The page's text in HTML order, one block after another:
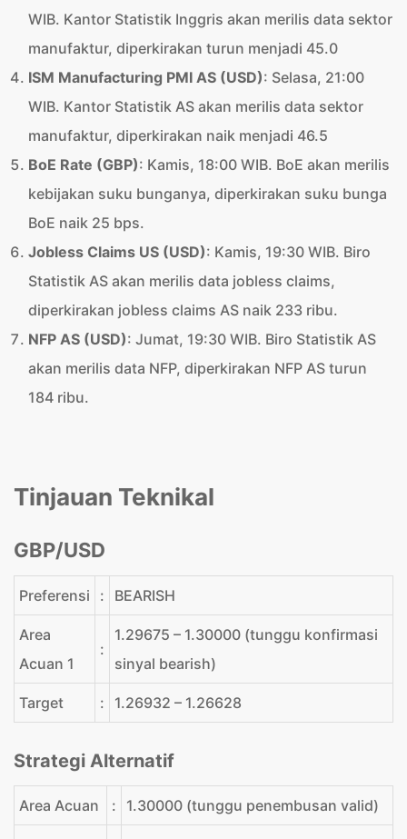
WIB. Kantor Statistik Inggris akan merilis data sektor
manufaktur, diperkirakan turun menjadi 45.0
ISM Manufacturing PMI AS (USD): Selasa, 21:00
WIB. Kantor Statistik AS akan merilis data sektor
manufaktur, diperkirakan naik menjadi 46.5
BoE Rate (GBP): Kamis, 18:00 WIB. BoE akan merilis
kebijakan suku bunganya, diperkirakan suku bunga
BoE naik 25 bps.
Jobless Claims US (USD): Kamis, 19:30 WIB. Biro
Statistik AS akan merilis data jobless claims,
diperkirakan jobless claims AS naik 233 ribu.
NFP AS (USD): Jumat, 19:30 WIB. Biro Statistik AS
akan merilis data NFP, diperkirakan NFP AS turun
184 ribu.
Tinjauan Teknikal
GBP/USD
Preferensi : BEARISH
Area
Acuan 1
:
1.29675 – 1.30000 (tunggu konfirmasi
sinyal bearish)
Target : 1.26932 – 1.26628
Strategi Alternatif
Area Acuan : 1.30000 (tunggu penembusan valid)